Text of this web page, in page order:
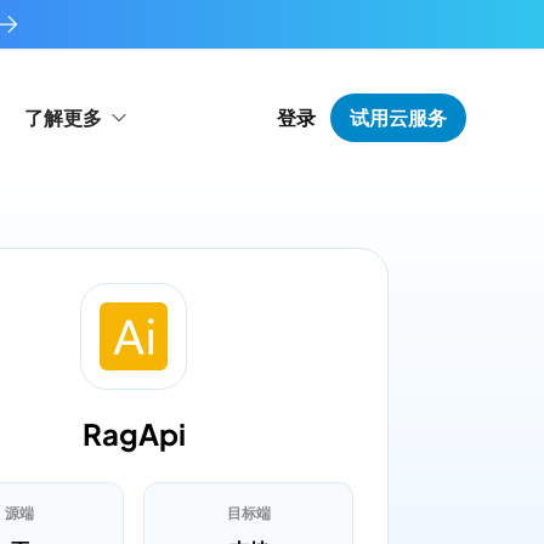
了解更多 登录 试用云服务
RagApi
源端 目标端